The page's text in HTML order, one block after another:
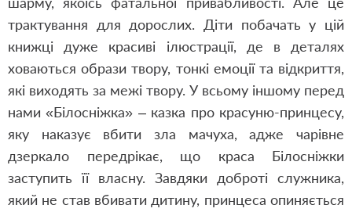
трактування для дорослих. Діти побачать у цій
книжці дуже красиві ілюстрації, де в деталях
ховаються образи твору, тонкі емоції та відкриття,
які виходять за межі твору. У всьому іншому перед
нами «Білосніжка» ‒ казка про красуню-принцесу,
яку наказує вбити зла мачуха, адже чарівне
дзеркало передрікає, що краса Білосніжки
заступить її власну. Завдяки доброті служника,
який не став вбивати дитину, принцеса опиняється